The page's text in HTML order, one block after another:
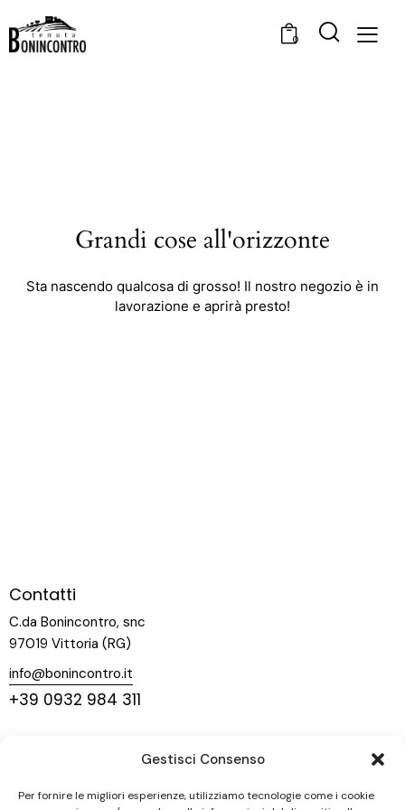
Gestisci Consenso
Per fornire le migliori esperienze, utilizziamo tecnologie come i cookie
0
Grandi cose all'orizzonte
Sta nascendo qualcosa di grosso! Il nostro negozio è in
lavorazione e aprirà presto!
Contatti
C.da Bonincontro, snc
97019 Vittoria (RG)
info@bonincontro.it
+39 0932 984 311
La nostra storia